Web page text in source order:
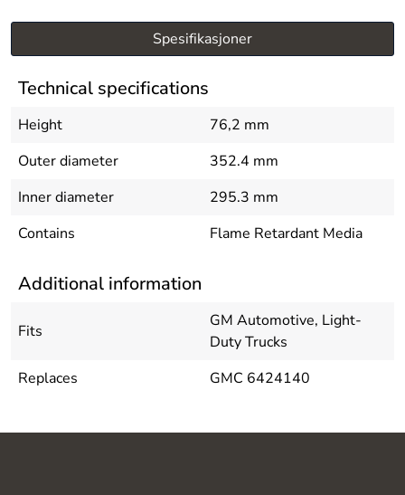
Spesifikasjoner
Technical specifications
Height
76,2 mm
Outer diameter
352.4 mm
Inner diameter
295.3 mm
Contains
Flame Retardant Media
Additional information
Fits
GM Automotive, Light-
Duty Trucks
Replaces
GMC 6424140